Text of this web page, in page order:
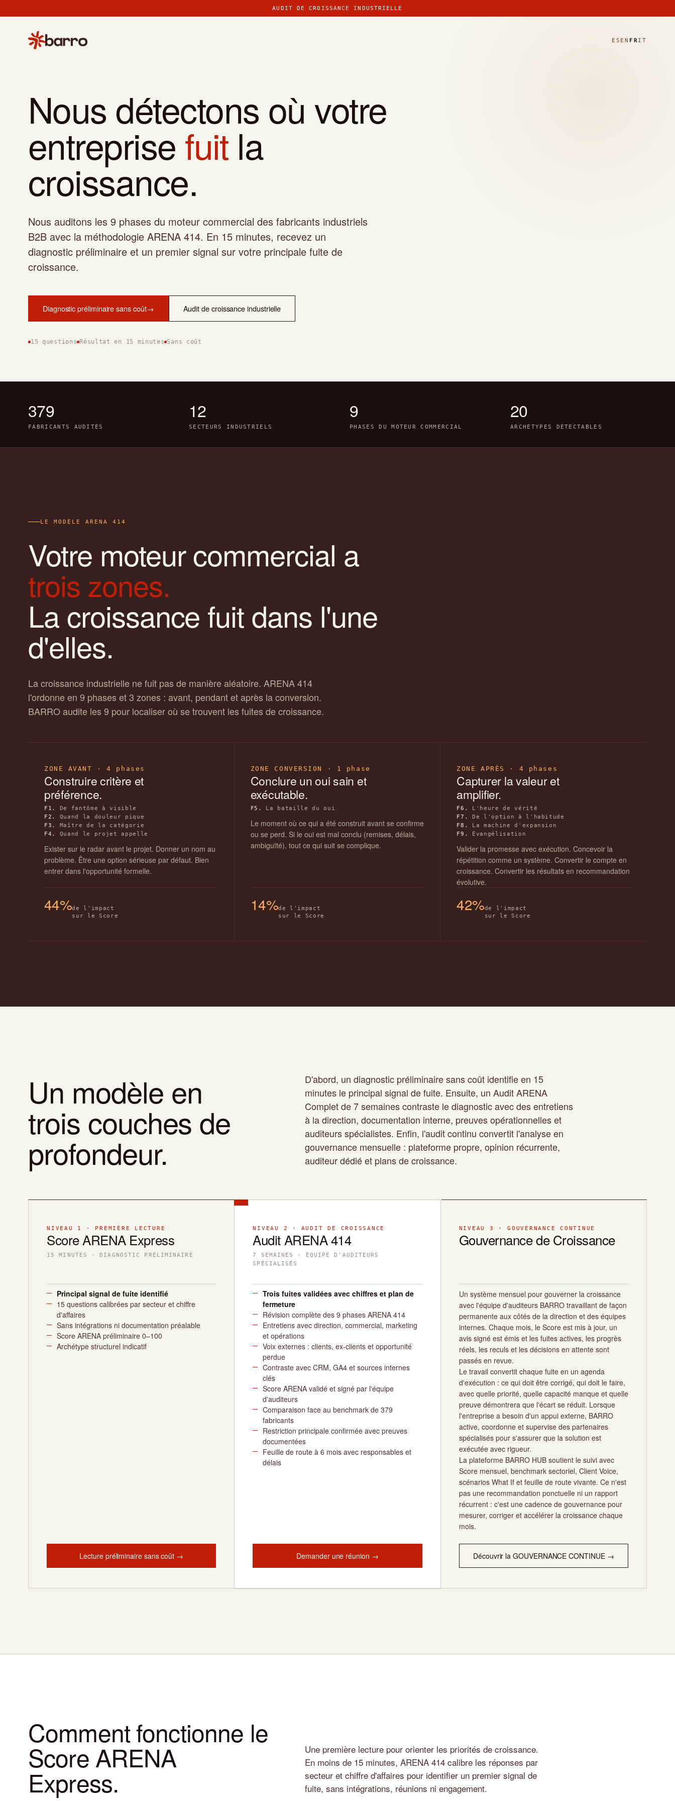
AUDIT DE CROISSANCE INDUSTRIELLE
ES EN FR IT
Nous détectons où votre
entreprise fuitla
croissance.
Nous auditons les 9 phases du moteur commercial des fabricants industriels
B2B avec la méthodologie ARENA 414. En 15 minutes, recevez un
diagnostic préliminaire et un premier signal sur votre principale fuite de
croissance.
Diagnostic préliminaire sans coût→ Audit de croissance industrielle
15 questions Résultat en 15 minutes Sans coût
379
FABRICANTS AUDITÉS
12
SECTEURS INDUSTRIELS
9
PHASES DU MOTEUR COMMERCIAL
20
ARCHÉTYPES DÉTECTABLES
LE MODÈLE ARENA 414
Votre moteur commercial a
trois zones.
La croissance fuit dans l'une
d'elles.
La croissance industrielle ne fuit pas de manière aléatoire. ARENA 414
l'ordonne en 9 phases et 3 zones : avant, pendant et après la conversion.
BARRO audite les 9 pour localiser où se trouvent les fuites de croissance.
ZONE AVANT · 4 phases
Construire critère et
préférence.
F1.
De fantôme à visible
F2.
Quand la douleur pique
F3.
Maître de la catégorie
F4.
Quand le projet appelle
Exister sur le radar avant le projet. Donner un nom au
problème. Être une option sérieuse par défaut. Bien
entrer dans l'opportunité formelle.
44%de l'impact
sur le Score
ZONE CONVERSION · 1 phase
Conclure un oui sain et
exécutable.
F5. La bataille du oui
Le moment où ce qui a été construit avant se confirme
ou se perd. Si le oui est mal conclu (remises, délais,
ambiguïté), tout ce qui suit se complique.
14%de l'impact
sur le Score
ZONE APRÈS · 4 phases
Capturer la valeur et
amplifier.
F6.
L'heure de vérité
F7.
De l'option à l'habitude
F8.
La machine d'expansion
F9.
Évangélisation
Valider la promesse avec exécution. Concevoir la
répétition comme un système. Convertir le compte en
croissance. Convertir les résultats en recommandation
évolutive.
42%de l'impact
sur le Score
Un modèle en
trois couches de
profondeur.
D'abord, un diagnostic préliminaire sans coût identifie en 15
minutes le principal signal de fuite. Ensuite, un Audit ARENA
Complet de 7 semaines contraste le diagnostic avec des entretiens
à la direction, documentation interne, preuves opérationnelles et
auditeurs spécialistes. Enfin, l'audit continu convertit l'analyse en
gouvernance mensuelle : plateforme propre, opinion récurrente,
auditeur dédié et plans de croissance.
NIVEAU 1 · PREMIÈRE LECTURE
Score ARENA Express
15 MINUTES · DIAGNOSTIC PRÉLIMINAIRE
Principal signal de fuite identifié
15 questions calibrées par secteur et chiffre
d'affaires
Sans intégrations ni documentation préalable
Score ARENA préliminaire 0–100
Archétype structurel indicatif
Lecture préliminaire sans coût →
NIVEAU 2 · AUDIT DE CROISSANCE
Audit ARENA 414
7 SEMAINES · ÉQUIPE D'AUDITEURS
SPÉCIALISÉS
Trois fuites validées avec chiffres et plan de
fermeture
Révision complète des 9 phases ARENA 414
Entretiens avec direction, commercial, marketing
et opérations
Voix externes : clients, ex-clients et opportunité
perdue
Contraste avec CRM, GA4 et sources internes
clés
Score ARENA validé et signé par l'équipe
d'auditeurs
Comparaison face au benchmark de 379
fabricants
Restriction principale confirmée avec preuves
documentées
Feuille de route à 6 mois avec responsables et
délais
Demander une réunion →
NIVEAU 3 · GOUVERNANCE CONTINUE
Gouvernance de Croissance
Un système mensuel pour gouverner la croissance
avec l'équipe d'auditeurs BARRO travaillant de façon
permanente aux côtés de la direction et des équipes
internes. Chaque mois, le Score est mis à jour, un
avis signé est émis et les fuites actives, les progrès
réels, les reculs et les décisions en attente sont
passés en revue.
Le travail convertit chaque fuite en un agenda
d'exécution : ce qui doit être corrigé, qui doit le faire,
avec quelle priorité, quelle capacité manque et quelle
preuve démontrera que l'écart se réduit. Lorsque
l'entreprise a besoin d'un appui externe, BARRO
active, coordonne et supervise des partenaires
spécialisés pour s'assurer que la solution est
exécutée avec rigueur.
La plateforme BARRO HUB soutient le suivi avec
Score mensuel, benchmark sectoriel, Client Voice,
scénarios What If et feuille de route vivante. Ce n'est
pas une recommandation ponctuelle ni un rapport
récurrent : c'est une cadence de gouvernance pour
mesurer, corriger et accélérer la croissance chaque
mois.
Découvrir la GOUVERNANCE CONTINUE →
Comment fonctionne le
Score ARENA
Express.
Une première lecture pour orienter les priorités de croissance.
En moins de 15 minutes, ARENA 414 calibre les réponses par
secteur et chiffre d'affaires pour identifier un premier signal de
fuite, sans intégrations, réunions ni engagement.